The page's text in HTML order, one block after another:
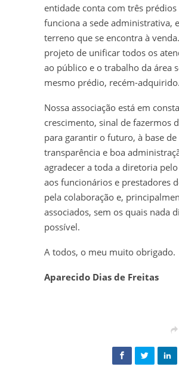
entidade conta com três
funciona a sede administrativa,
terreno que se encontra à
projeto de unificar todos os
ao público e o trabalho da área
mesmo prédio, recém-adquirido.
Nossa associação está em
crescimento, sinal de fazermos
para garantir o futuro, à base de
transparência e boa
agradecer a toda a diretoria
aos funcionários e prestadores
pela colaboração e,
associados, sem os quais nada
possível.
A todos, o meu muito obrigado.
Aparecido Dias de Freitas